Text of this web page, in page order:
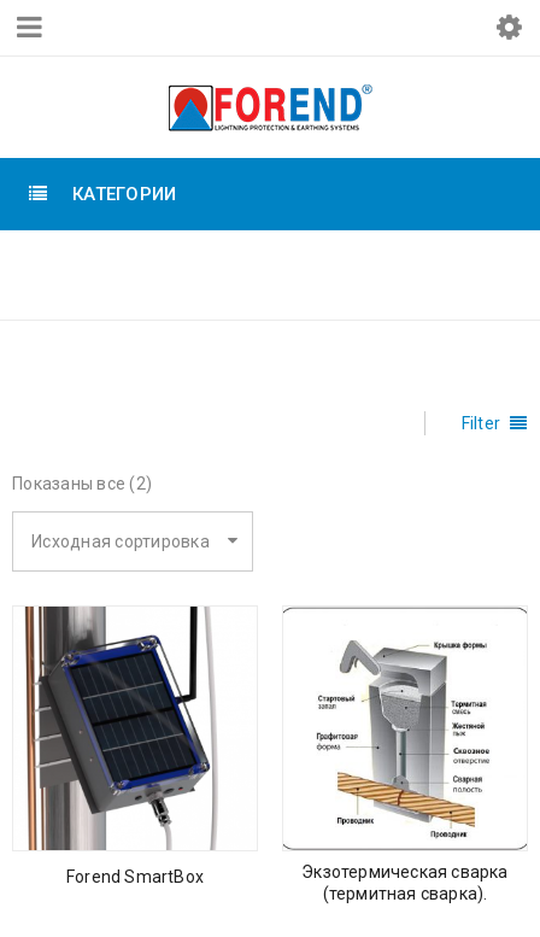
КАТЕГОРИИ
Filter
Показаны все (2)
Исходная сортировка
Forend SmartBox
Экзотермическая сварка
(термитная сварка).